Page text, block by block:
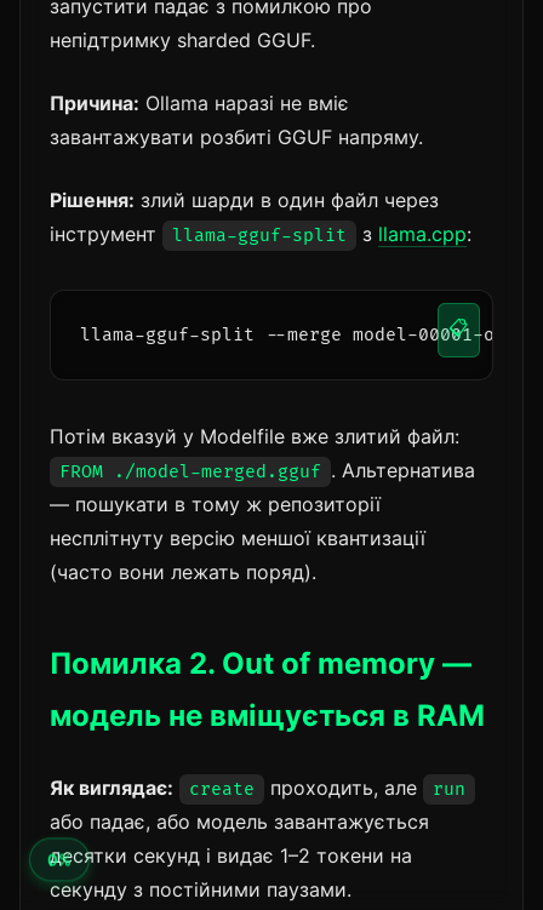
запустити падає з помилкою про
непідтримку sharded GGUF.
Причина: Ollama наразі не вміє
завантажувати розбиті GGUF напряму.
Рішення: злий шарди в один файл через
інструмент
llama-gguf-split з llama.cpp:
llama-gguf-split --merge model-00001-of-
📋
Потім вказуй у Modelfile вже злитий файл:
FROM ./model-merged.gguf . Альтернатива
— пошукати в тому ж репозиторії
несплітнуту версію меншої квантизації
(часто вони лежать поряд).
Помилка 2. Out of memory —
модель не вміщується в RAM
Як виглядає: create проходить, але run
або падає, або модель завантажується
десятки секунд і видає 1–2 токени на
секунду з постійними паузами.